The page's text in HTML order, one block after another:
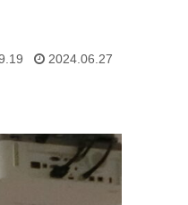
2024.06.27